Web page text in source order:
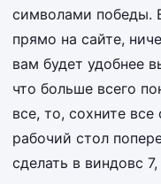
символами победы.
прямо на сайте,
вам будет удобнее
что больше всего
все, то, сохните
рабочий стол
сделать в виндовс